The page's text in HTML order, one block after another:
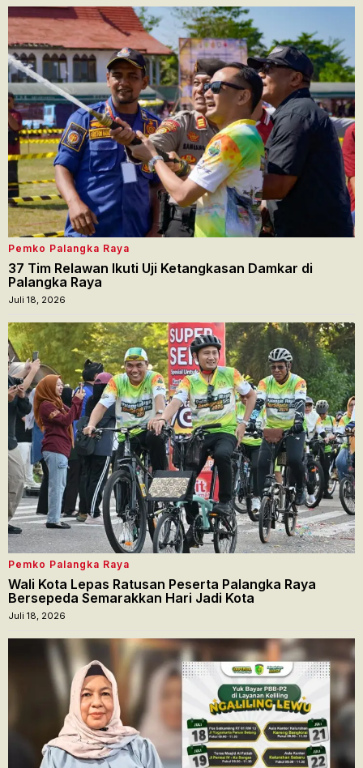
Pemko Palangka Raya
37 Tim Relawan Ikuti Uji Ketangkasan Damkar di
Palangka Raya
Juli 18, 2026
Pemko Palangka Raya
Wali Kota Lepas Ratusan Peserta Palangka Raya
Bersepeda Semarakkan Hari Jadi Kota
Juli 18, 2026